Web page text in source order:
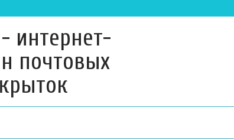
интернет-
почтовых